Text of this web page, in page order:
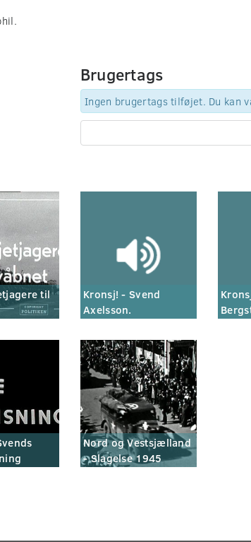
Brugertags
Ingen brugertags tilføjet. Du kan
til
Kronsj! - Svend
Axelsson.
Nord og Vestsjælland
- Slagelse 1945